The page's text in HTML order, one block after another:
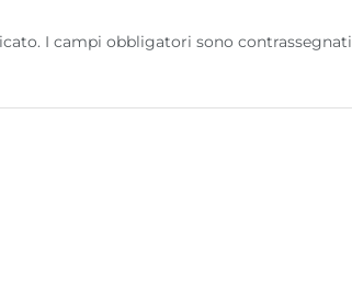
I campi obbligatori sono contrassegnati